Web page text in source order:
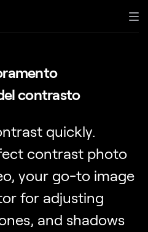
contrasto
quickly.
contrast photo
your go-to image
for adjusting
and shadows